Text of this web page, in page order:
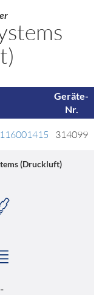
Geräte-
Nr.
314099
(Druckluft)